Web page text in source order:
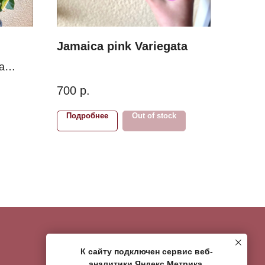
Jamaica pink Variegata
700 р.
Подробнее Out of stock
К сайту подключен сервис веб-
Написать Whats App